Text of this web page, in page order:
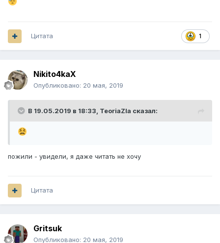
1
Цитата
Nikito4kaX
Опубликовано: 20 мая, 2019
В 19.05.2019 в 18:33, TeoriaZla сказал:
пожили - увидели, я даже читать не хочу
Цитата
Gritsuk
Опубликовано: 20 мая, 2019